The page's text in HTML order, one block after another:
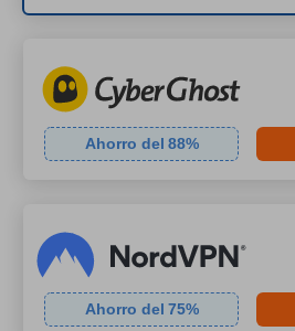
Ahorro del 88%
Ahorro del 75%